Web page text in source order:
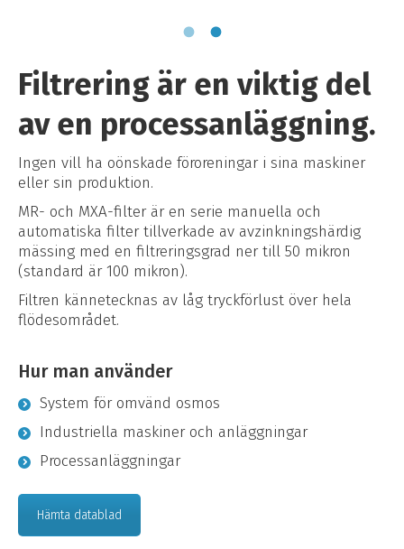
Filtrering är en viktig del
av en processanläggning.
Ingen vill ha oönskade föroreningar i sina maskiner
eller sin produktion.
MR- och MXA-filter är en serie manuella och
automatiska filter tillverkade av avzinkningshärdig
mässing med en filtreringsgrad ner till 50 mikron
(standard är 100 mikron).
Filtren kännetecknas av låg tryckförlust över hela
flödesområdet.
Hur man använder
System för omvänd osmos
Industriella maskiner och anläggningar
Processanläggningar
Hämta datablad